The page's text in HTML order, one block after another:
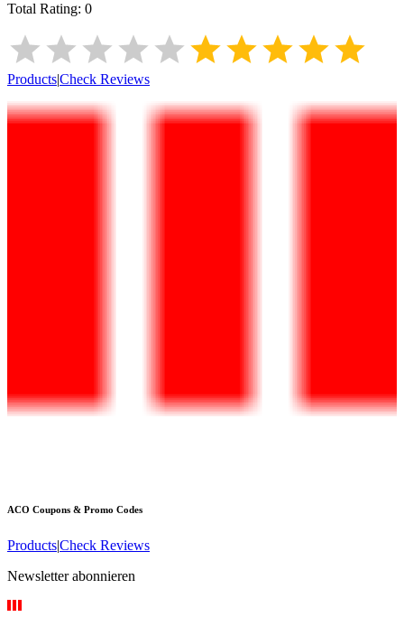
Total Rating: 0
Products|Check Reviews
ACO Coupons & Promo Codes
Products|Check Reviews
Newsletter abonnieren